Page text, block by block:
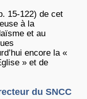
15-122) de cet
à la
et au
encore la «
» et de
du SNCC